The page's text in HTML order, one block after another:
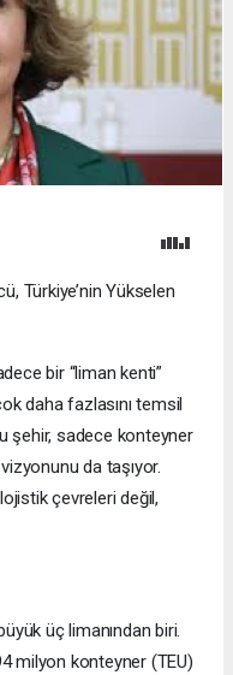
Türkiye’nin Yükselen
bir “liman kenti”
daha fazlasını temsil
şehir, sadece konteyner
da taşıyor.
lojistik çevreleri değil,
üç limanından biri.
milyon konteyner (TEU)